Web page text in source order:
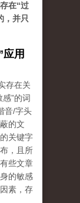
在“过
，并只
应用
存在关
”的词
音/字头
的文
关键字
，且所
些文章
的敏感
素，存